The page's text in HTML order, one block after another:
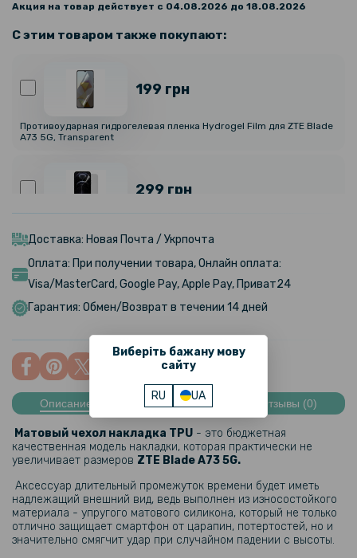
Виберіть бажану мову
сайту
RU UA
Акция на товар действует с 04.08.2026 до 18.08.2026
С этим товаром также покупают:
199 грн
Противоударная гидрогелевая пленка Hydrogel Film для ZTE Blade
A73 5G, Transparent
299 грн
399 грн
Гидрогелевая пленка iNobi Privacy Matte для ZTE Blade A73 5G
Противоударная гидрогелевая пленка Hydrogel Film для ZTE Blade
A73 5G на заднюю панель, Transparent
299 грн
Гидрогелевая пленка iNobi Matte для ZTE Blade A73 5G на заднюю
панель, Матовая
Доставка: Новая Почта / Укрпочта
Оплата: При получении товара, Онлайн оплата:
Visa/MasterCard, Google Pay, Apple Pay, Приват24
Гарантия: Обмен/Возврат в течении 14 дней
Описание Характеристики Отзывы (0)
Матовый чехол накладка TPU - это бюджетная
качественная модель накладки, которая практически не
увеличивает размеров ZTE Blade A73 5G​​.
Аксессуар длительный промежуток времени будет иметь
надлежащий внешний вид, ведь выполнен из износостойкого
материала - упругого матового силикона, который не только
отлично защищает смартфон от царапин, потертостей, но и
значительно смягчит удар при случайном падении с высоты.